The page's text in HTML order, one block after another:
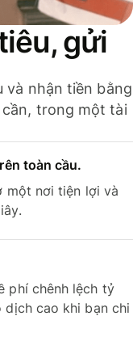
gửi
và nhận tiền bằng
trong một tài
toàn cầu.
một nơi tiện lợi và
phí chênh lệch tỷ
dịch cao khi bạn chi